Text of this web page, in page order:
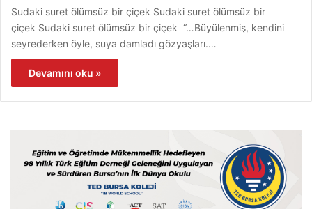
Sudaki suret ölümsüz bir çiçek Sudaki suret ölümsüz bir
çiçek Sudaki suret ölümsüz bir çiçek “…Büyülenmiş, kendini
seyrederken öyle, suya damladı gözyaşları.…
Devamını oku »